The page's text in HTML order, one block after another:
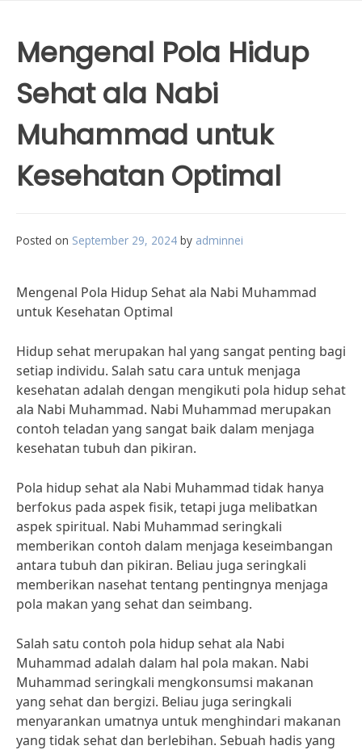
Mengenal Pola Hidup
Sehat ala Nabi
Muhammad untuk
Kesehatan Optimal
Posted on September 29, 2024 by adminnei
Mengenal Pola Hidup Sehat ala Nabi Muhammad
untuk Kesehatan Optimal
Hidup sehat merupakan hal yang sangat penting bagi
setiap individu. Salah satu cara untuk menjaga
kesehatan adalah dengan mengikuti pola hidup sehat
ala Nabi Muhammad. Nabi Muhammad merupakan
contoh teladan yang sangat baik dalam menjaga
kesehatan tubuh dan pikiran.
Pola hidup sehat ala Nabi Muhammad tidak hanya
berfokus pada aspek fisik, tetapi juga melibatkan
aspek spiritual. Nabi Muhammad seringkali
memberikan contoh dalam menjaga keseimbangan
antara tubuh dan pikiran. Beliau juga seringkali
memberikan nasehat tentang pentingnya menjaga
pola makan yang sehat dan seimbang.
Salah satu contoh pola hidup sehat ala Nabi
Muhammad adalah dalam hal pola makan. Nabi
Muhammad seringkali mengkonsumsi makanan
yang sehat dan bergizi. Beliau juga seringkali
menyarankan umatnya untuk menghindari makanan
yang tidak sehat dan berlebihan. Sebuah hadis yang